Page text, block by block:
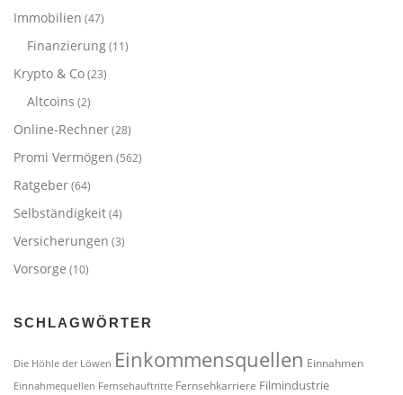
Immobilien (47)
Finanzierung(11)
Krypto & Co(23)
Altcoins (2)
Online-Rechner(28)
Promi Vermögen (562)
Ratgeber(64)
Selbständigkeit(4)
Versicherungen (3)
Vorsorge (10)
SCHLAGWÖRTER
Die Höhle der Löwen Einkommensquellen Einnahmen
Einnahmequellen Fernsehauftritte Fernsehkarriere Filmindustrie